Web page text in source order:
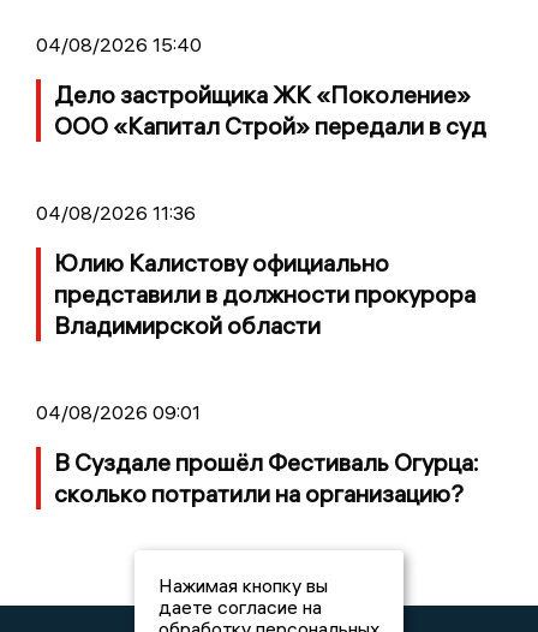
04/08/2026 15:40
Дело застройщика ЖК «Поколение»
ООО «Капитал Строй» передали в суд
04/08/2026 11:36
Юлию Калистову официально
представили в должности прокурора
Владимирской области
04/08/2026 09:01
В Суздале прошёл Фестиваль Огурца:
сколько потратили на организацию?
Нажимая кнопку вы
даете согласие на